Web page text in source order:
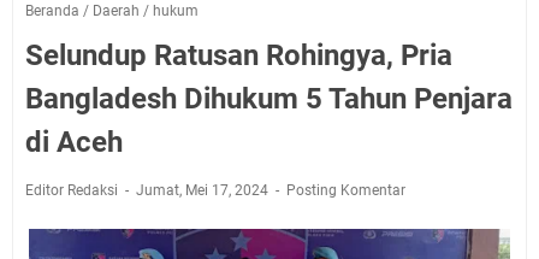
Beranda / Daerah / hukum
Selundup Ratusan Rohingya, Pria
Bangladesh Dihukum 5 Tahun Penjara
di Aceh
Editor Redaksi Jumat, Mei 17, 2024 Posting Komentar